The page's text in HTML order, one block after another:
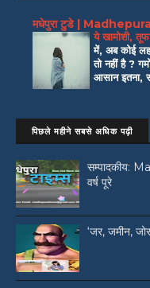
मधेपुरा टुडे |
ये खामोशी,
में, अब कोई
तो नहीं है ?
आसान इतना,
पिछले महीने सबसे अधिक पढ़ी
सम्पादकीय:
वर्ष पूरे
‘जर, जमीन,